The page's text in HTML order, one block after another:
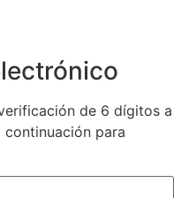
de 6 dígitos a
para